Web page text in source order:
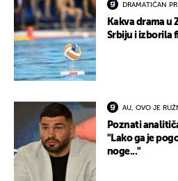
DRAMATIČAN
Kakva drama u
Srbiju i izborila
AU, OVO JE
Poznati
"Lako ga je
noge..."